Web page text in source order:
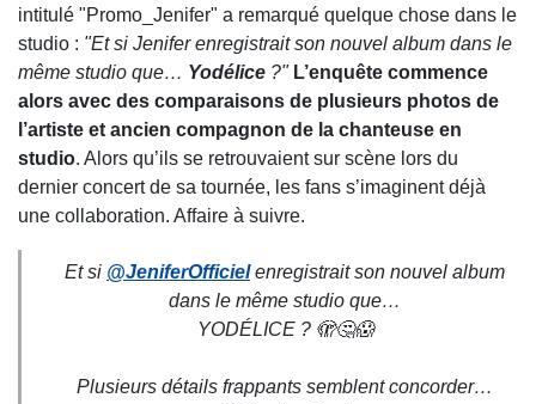
intitulé "Promo_Jenifer" a remarqué quelque chose dans le
studio : "Et si Jenifer enregistrait son nouvel album dans le
même studio que… Yodélice ?"L’enquête commence
alors avec des comparaisons de plusieurs photos de
l’artiste et ancien compagnon de la chanteuse en
studio. Alors qu’ils se retrouvaient sur scène lors du
dernier concert de sa tournée, les fans s’imaginent déjà
une collaboration. Affaire à suivre.
Et si @JeniferOfficiel enregistrait son nouvel album
dans le même studio que…
YODÉLICE ? 🫣🤔😱
Plusieurs détails frappants semblent concorder…